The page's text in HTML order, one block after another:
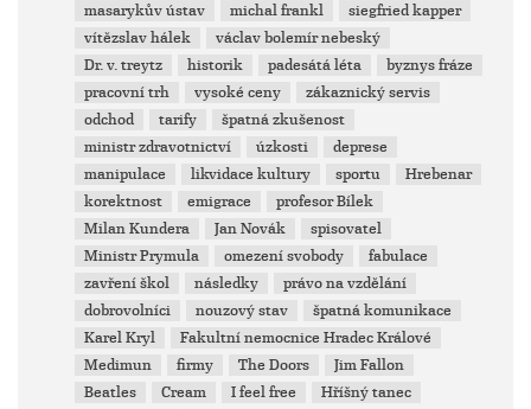
masarykův ústav
michal frankl
siegfried kapper
vítězslav hálek
václav bolemír nebeský
Dr. v. treytz
historik padesátá léta
byznys fráze
pracovní trh
vysoké ceny
zákaznický servis
odchod
tarify
špatná zkušenost
ministr zdravotnictví
úzkosti
deprese
manipulace
likvidace kultury sportu
Hrebenar
korektnost
emigrace
profesor Bílek
Milan Kundera
Jan Novák
spisovatel
Ministr Prymula
omezení svobody
fabulace
zavření škol
následky
právo na vzdělání
dobrovolníci
nouzový stav
špatná komunikace
Karel Kryl
Fakultní nemocnice Hradec Králové
Medimun
firmy The Doors
Jim Fallon
Beatles
Cream I feel free
Hříšný tanec